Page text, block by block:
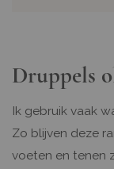
Druppels
Ik gebruik vaak
Zo blijven deze
voeten en tenen